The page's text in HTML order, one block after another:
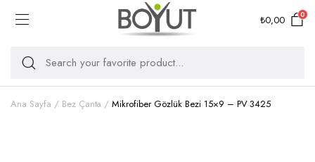
₺0,00 0
Ana Sayfa Bez Çanta Mikrofiber Gözlük Bezi 15×9 – PV 3425